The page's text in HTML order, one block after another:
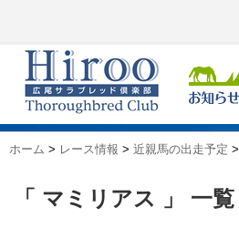
ホーム > レース情報 > 近親馬の出走予定 >
「 マミリアス 」 一覧